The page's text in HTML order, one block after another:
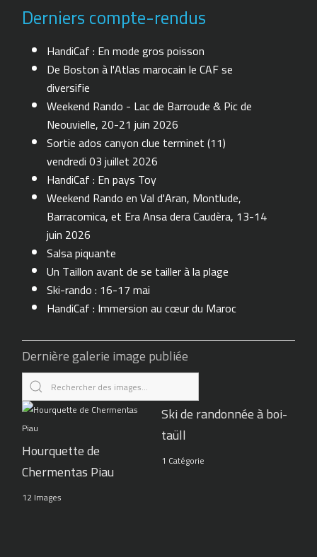
Derniers compte-rendus
HandiCaf : En mode gros poisson
De Boston à l'Atlas marocain le CAF se
diversifie
Weekend Rando - Lac de Barroude & Pic de
Neouvielle, 20-21 juin 2026
Sortie ados canyon clue terminet (11)
vendredi 03 juillet 2026
HandiCaf : En pays Toy
Weekend Rando en Val d'Aran, Montlude,
Barracomica, et Era Ansa dera Caudèra, 13-14
juin 2026
Salsa piquante
Un Taillon avant de se tailler à la plage
Ski-rando : 16-17 mai
HandiCaf : Immersion au cœur du Maroc
Dernière galerie image publiée
Hourquette de
Chermentas Piau
12 Images
Ski de randonnée à boi-
taüll
1 Catégorie